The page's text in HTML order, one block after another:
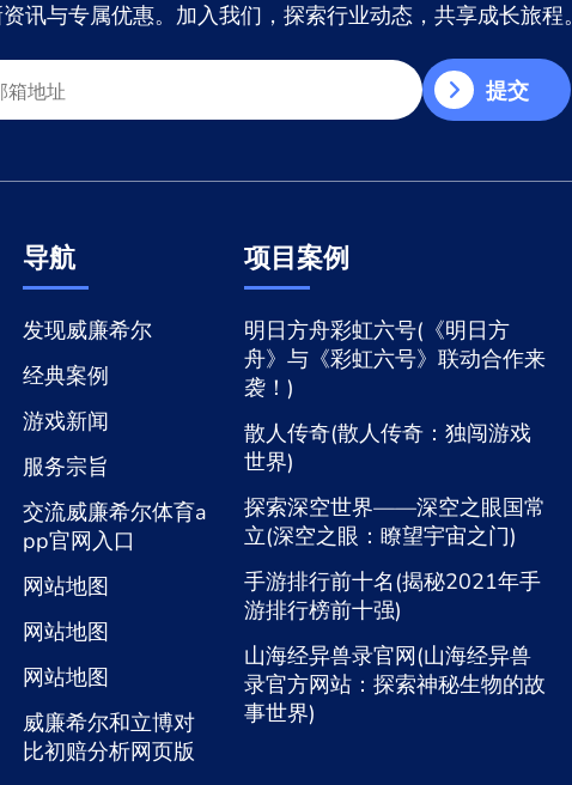
讯与专属优惠。加入我们，探索行业动态，共享成长旅程。
提交
导航
发现威廉希尔
经典案例
游戏新闻
服务宗旨
交流威廉希尔体育a
pp官网入口
网站地图
网站地图
网站地图
威廉希尔和立博对
比初赔分析网页版
项目案例
明日方舟彩虹六号(《明日方
舟》与《彩虹六号》联动合作来
袭！)
散人传奇(散人传奇：独闯游戏
世界)
探索深空世界——深空之眼国常
立(深空之眼：瞭望宇宙之门)
手游排行前十名(揭秘2021年手
游排行榜前十强)
山海经异兽录官网(山海经异兽
录官方网站：探索神秘生物的故
事世界)